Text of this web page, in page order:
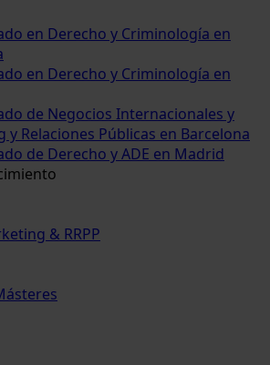
en Derecho y Criminología en
en Derecho y Criminología en
de Negocios Internacionales y
y Relaciones Públicas en Barcelona
de Derecho y ADE en Madrid
& RRPP